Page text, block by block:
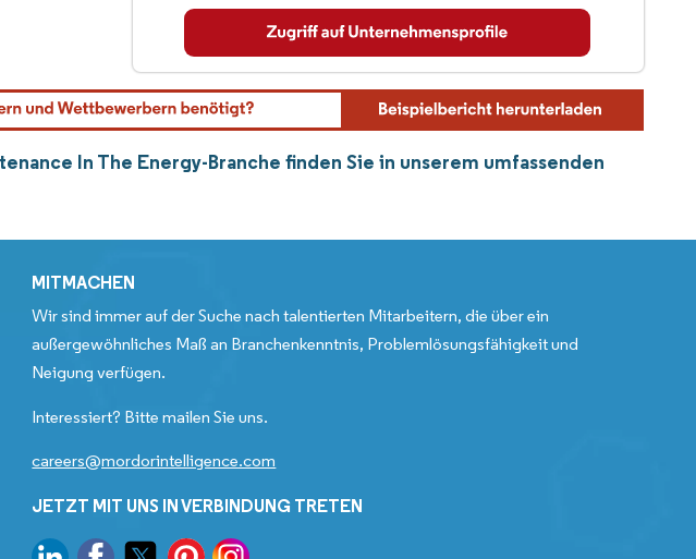
In The Energy-Branche finden Sie in unserem umfassenden
MITMACHEN
Wir sind immer auf der Suche nach talentierten Mitarbeitern, die über ein
außergewöhnliches Maß an Branchenkenntnis, Problemlösungsfähigkeit und
Neigung verfügen.
Interessiert? Bitte mailen Sie uns.
careers@mordorintelligence.com
JETZT MIT UNS IN VERBINDUNG TRETEN